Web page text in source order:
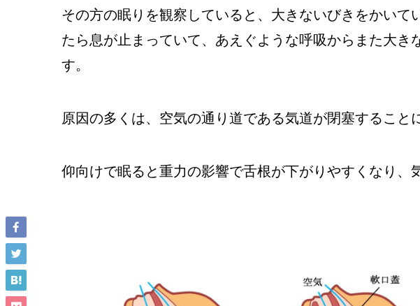
その方の眠りを観察していると、大きないびきをかいて
たら息が止まっていて、あえぐような呼吸からまた大き
す。
原因の多くは、空気の通り道である気道が閉塞すること
仰向けで眠ると重力の影響で舌根が下がりやすくなり、